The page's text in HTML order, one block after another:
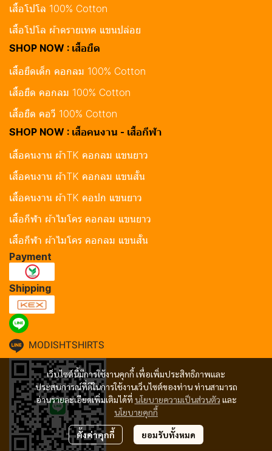
เว็บไซต์นี้มีการใช้งานคุกกี้ เพื่อเพิ่มประสิทธิภาพและ
ประสบการณ์ที่ดีในการใช้งานเว็บไซต์ของท่าน ท่านสามารถ
อ่านรายละเอียดเพิ่มเติมได้ที่ นโยบายความเป็นส่วนตัว และ
นโยบายคุกกี้
ตั้งค่าคุกกี้ ยอมรับทั้งหมด
เสื้อโปโล 100% Cotton
เสื้อโปโล ผ้าดรายเทค แขนปล่อย
SHOP NOW : เสื้อยืด
เสื้อยืดเด็ก คอกลม 100% Cotton
เสื้อยืด คอกลม 100% Cotton
เสื้อยืด คอวี 100% Cotton
SHOP NOW : เสื้อคนงาน - เสื้อกีฬา
เสื้อคนงาน ผ้าTK คอกลม แขนยาว
เสื้อคนงาน ผ้าTK คอกลม แขนสั้น
เสื้อคนงาน ผ้าTK คอปก แขนยาว
เสื้อกีฬา ผ้าไมโคร คอกลม แขนยาว
เสื้อกีฬา ผ้าไมโคร คอกลม แขนสั้น
Payment
Shipping
MODISHTSHIRTS